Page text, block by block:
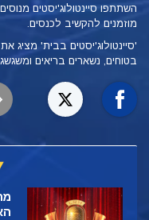
השתתפו סיינטולוג'יסטים
מוזמנים להקשיב לכנסים.
'סיינטולוג'יסטים בבית' מציג
בטוחים, נשארים בריאים